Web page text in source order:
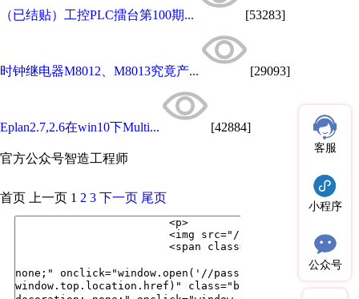
（已结贴）工控PLC擂台第100期... [53283]
时钟继电器M8012、M8013究竟产... [29093]
Eplan2.7,2.6在win10下Multi... [42884]
官方公众号智造工程师
客服
小程序
公众号
首页 上一页 1 2 3 下一页 尾页